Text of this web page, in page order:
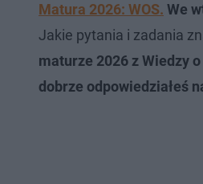
Matura 2026: WOS. We
Jakie pytania i zadania
maturze 2026 z Wiedzy
dobrze odpowiedziałeś